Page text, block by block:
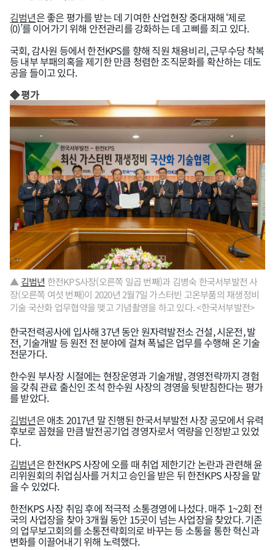
김범년은 좋은 평가를 받는 데 기여한 산업현장 중대재해 ‘제로
(0)’를 이어가기 위해 안전관리를 강화하는 데 고삐를 죄고 있다.
국회, 감사원 등에서 한전KPS를 향해 직원 채용비리, 근무수당 착복
등 내부 부패의혹을 제기한 만큼 청렴한 조직문화를 확산하는 데도
공을 들이고 있다.
◆ 평가
▲ 김범년 한전KPS사장(오른쪽 일곱 번째)과 김병숙 한국서부발전 사
장(오른쪽 여섯 번째)이 2020년 2월7일 가스터빈 고온부품의 재생정비
기술 국산화 업무협약을 맺고 기념촬영을 하고 있다. <한국서부발전>
한국전력공사에 입사해 37년 동안 원자력발전소 건설, 시운전, 발
전, 기술개발 등 원전 전 분야에 걸쳐 폭넓은 업무를 수행해 온 기술
전문가다.
한수원 부사장 시절에는 현장운영과 기술개발, 경영전략까지 경험
을 갖춰 관료 출신인 조석 한수원 사장의 경영을 뒷받침한다는 평가
를 받았다.
김범년은 애초 2017년 말 진행된 한국서부발전 사장 공모에서 유력
후보로 꼽혔을 만큼 발전공기업 경영자로서 역량을 인정받고 있었
다.
김범년은 한전KPS 사장에 오를 때 취업 제한기간 논란과 관련해 윤
리위원회의 취업심사를 거치고 승인을 받은 뒤 한전KPS 사장을 맡
을 수 있었다.
한전KPS 사장 취임 후에 적극적 소통경영에 나섰다. 매주 1~2회 전
국의 사업장을 찾아 3개월 동안 15곳이 넘는 사업장을 찾았다. 기존
의 업무보고회의를 소통전략회의로 바꾸는 등 소통을 통한 혁신과
변화를 이끌어내기 위해 노력했다.